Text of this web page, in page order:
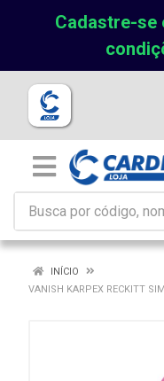
Cadastre-se
INÍCIO
VANISH KARPEX RECKITT